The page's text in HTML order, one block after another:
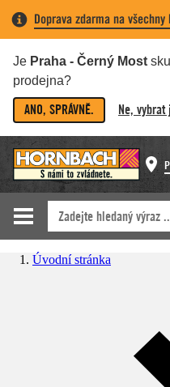
Doprava zdarma na
Je Praha - Černý Most
prodejna?
ANO, SPRÁVNĚ. Ne,
Úvodní stránka